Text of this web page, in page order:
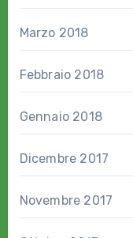
Marzo 2018
Febbraio 2018
Gennaio 2018
Dicembre 2017
Novembre 2017